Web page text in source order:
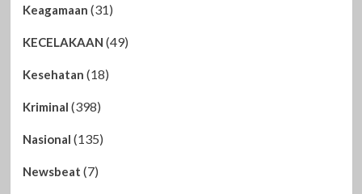
Keagamaan (31)
KECELAKAAN (49)
Kesehatan (18)
Kriminal (398)
Nasional (135)
Newsbeat (7)